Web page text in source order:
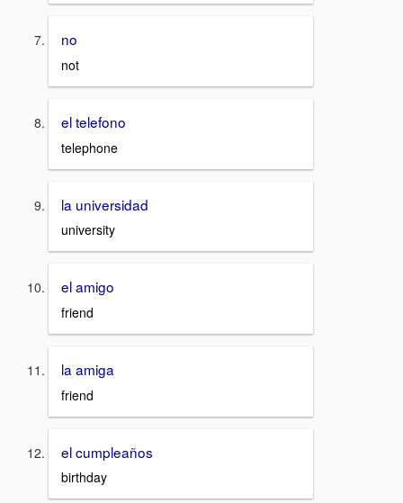
no
not
el telefono
telephone
la universidad
university
el amigo
friend
la amiga
friend
el cumpleaños
birthday